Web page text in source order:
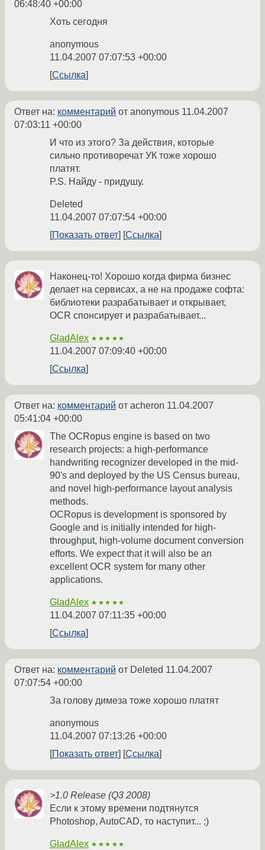
06:48:40 +00:00
Хоть сегодня
anonymous
11.04.2007 07:07:53 +00:00
Ссылка
Ответ на: комментарий от anonymous 11.04.2007
07:03:11 +00:00
И что из этого? За действия, которые
сильно противоречат УК тоже хорошо
платят.
P.S. Найду - придушу.
Deleted
11.04.2007 07:07:54 +00:00
Показать ответ
Ссылка
Наконец-то! Хорошо когда фирма бизнес
делает на сервисах, а не на продаже софта:
библиотеки разрабатывает и открывает,
OCR спонсирует и разрабатывает...
GladAlex ★★★★★
11.04.2007 07:09:40 +00:00
Ссылка
Ответ на: комментарий от acheron 11.04.2007
05:41:04 +00:00
The OCRopus engine is based on two
research projects: a high-performance
handwriting recognizer developed in the mid-
90's and deployed by the US Census bureau,
and novel high-performance layout analysis
methods.
OCRopus is development is sponsored by
Google and is initially intended for high-
throughput, high-volume document conversion
efforts. We expect that it will also be an
excellent OCR system for many other
applications.
GladAlex ★★★★★
11.04.2007 07:11:35 +00:00
Ссылка
Ответ на: комментарий от Deleted 11.04.2007
07:07:54 +00:00
За голову димеза тоже хорошо платят
anonymous
11.04.2007 07:13:26 +00:00
Показать ответ
Ссылка
>1.0 Release (Q3 2008)
Если к этому времени подтянутся
Photoshop, AutoCAD, то наступит... ;)
GladAlex ★★★★★